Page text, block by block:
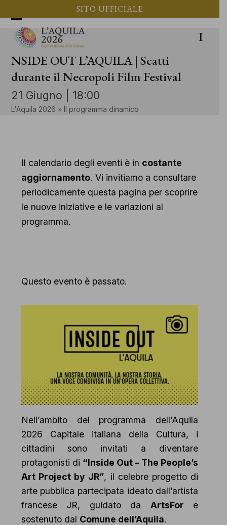
al
contenuto
SITO UFFICIALE
Apri
menu
mobile
Chiudi
menu
mobile
I
NSIDE OUT L’AQUILA | Scatti
durante il Necropoli Film Festival
21 Giugno | 18:00
L'Aquila 2026 » Il programma dinamico
Il calendario degli eventi è in costante
aggiornamento. Vi invitiamo a consultare
periodicamente questa pagina per scoprire
le nuove iniziative e le variazioni al
programma.
Questo evento è passato.
Nell’ambito del programma dell’Aquila
2026 Capitale italiana della Cultura, i
cittadini sono invitati a diventare
protagonisti di “Inside Out – The People’s
Art Project by JR”, il celebre progetto di
arte pubblica partecipata ideato dall’artista
francese JR, guidato da ArtsFor e
sostenuto dal Comune dell’Aquila.